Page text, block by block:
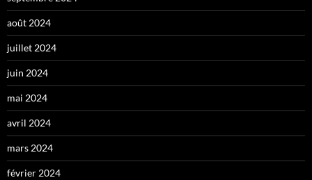
août 2024
juillet 2024
juin 2024
mai 2024
avril 2024
mars 2024
février 2024